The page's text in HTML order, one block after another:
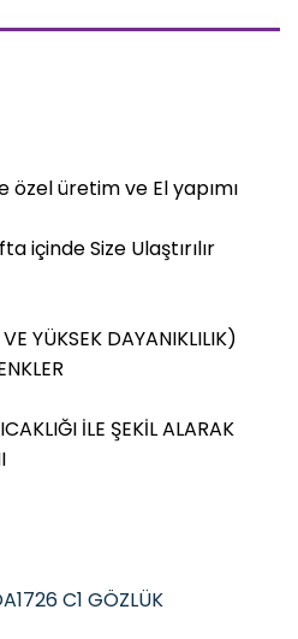
üretim ve El yapımı
içinde Size Ulaştırılır
YÜKSEK DAYANIKLILIK)
İLE ŞEKİL ALARAK
C1 GÖZLÜK